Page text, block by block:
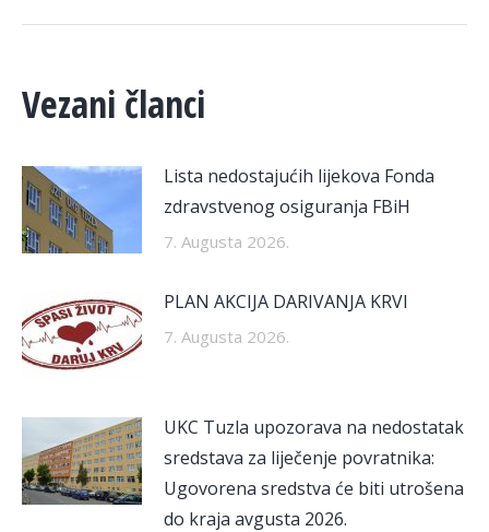
Vezani članci
Lista nedostajućih lijekova Fonda
zdravstvenog osiguranja FBiH
7. Augusta 2026.
PLAN AKCIJA DARIVANJA KRVI
7. Augusta 2026.
UKC Tuzla upozorava na nedostatak
sredstava za liječenje povratnika:
Ugovorena sredstva će biti utrošena
do kraja avgusta 2026.